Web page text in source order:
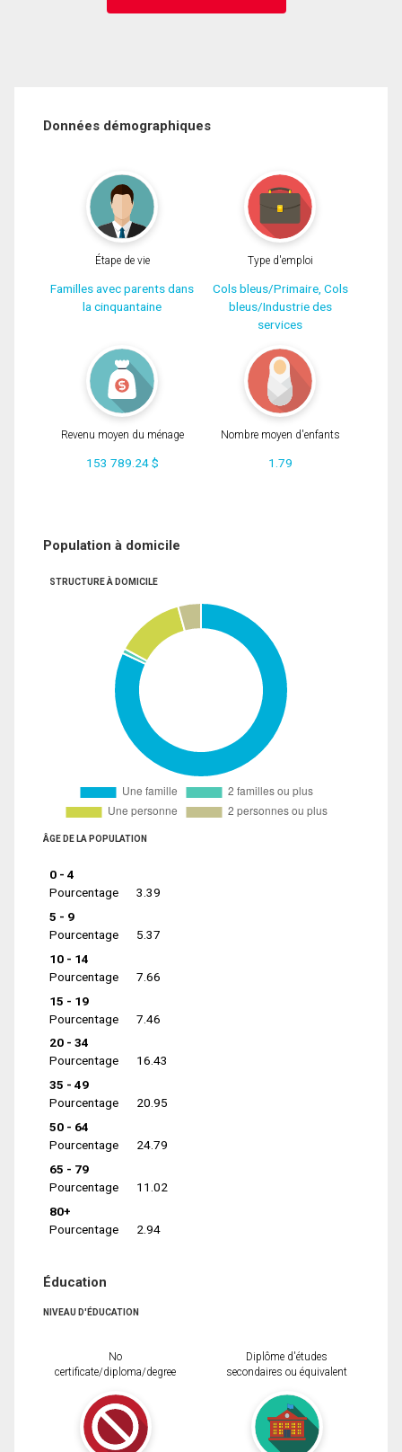
Données démographiques
Étape de vie
Familles avec parents dans
la cinquantaine
Type d'emploi
Cols bleus/Primaire, Cols
bleus/Industrie des
services
Revenu moyen du ménage
153 789.24 $
Nombre moyen d'enfants
1.79
Population à domicile
STRUCTURE À DOMICILE
ÂGE DE LA POPULATION
0 - 4
Pourcentage
3.39
5 - 9
Pourcentage
5.37
10 - 14
Pourcentage
7.66
15 - 19
Pourcentage
7.46
20 - 34
Pourcentage
16.43
35 - 49
Pourcentage
20.95
50 - 64
Pourcentage
24.79
65 - 79
Pourcentage
11.02
80+
Pourcentage
2.94
Éducation
NIVEAU D'ÉDUCATION
No
certificate/diploma/degree
Diplôme d'études
secondaires ou équivalent